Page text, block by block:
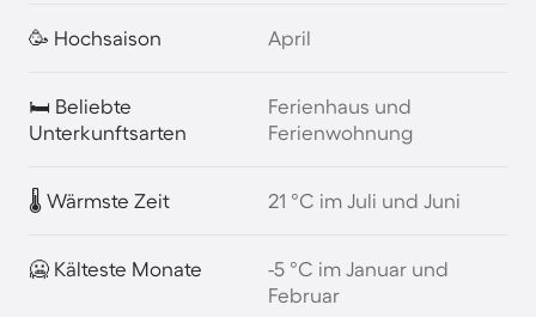
🥳 Hochsaison April
🛏️ Beliebte
Unterkunftsarten
Ferienhaus und
Ferienwohnung
🌡️ Wärmste Zeit 21 °C im Juli und Juni
🥶 Kälteste Monate
-5 °C im Januar und
Februar